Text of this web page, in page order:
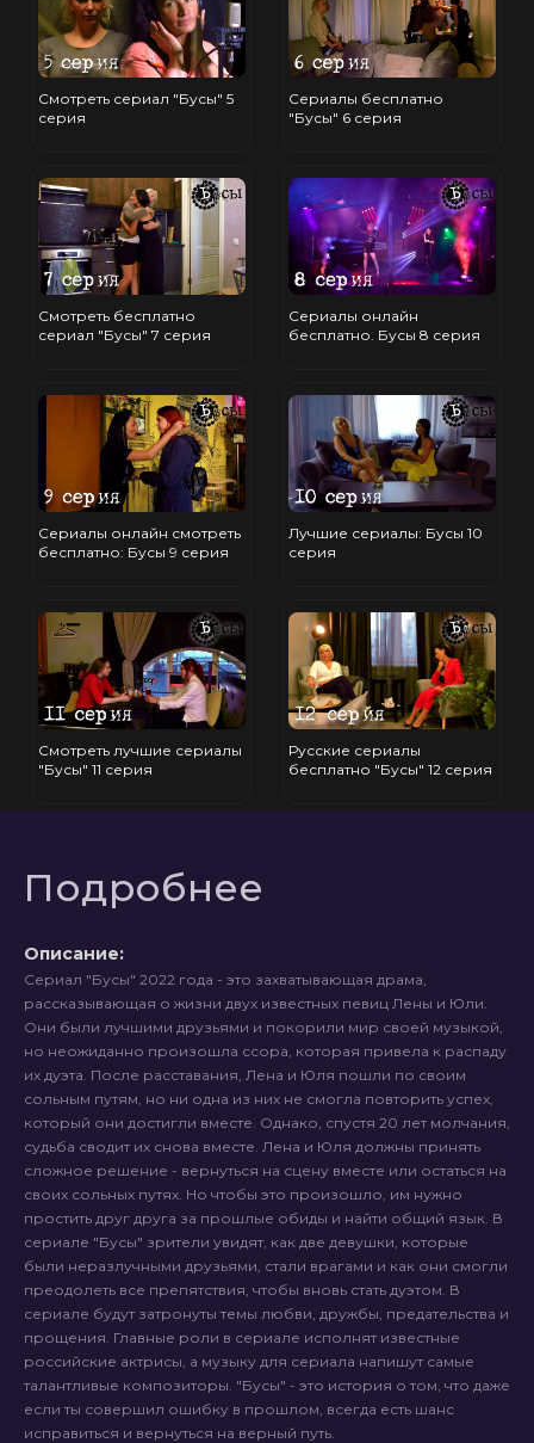
Смотреть сериал "Бусы" 5
серия
Сериалы бесплатно
"Бусы" 6 серия
Смотреть бесплатно
сериал "Бусы" 7 серия
Сериалы онлайн
бесплатно. Бусы 8 серия
Сериалы онлайн смотреть
бесплатно: Бусы 9 серия
Лучшие сериалы: Бусы 10
серия
Смотреть лучшие сериалы
"Бусы" 11 серия
Русские сериалы
бесплатно "Бусы" 12 серия
Подробнее
Описание:
Сериал "Бусы" 2022 года - это захватывающая драма,
рассказывающая о жизни двух известных певиц Лены и Юли.
Они были лучшими друзьями и покорили мир своей музыкой,
но неожиданно произошла ссора, которая привела к распаду
их дуэта. После расставания, Лена и Юля пошли по своим
сольным путям, но ни одна из них не смогла повторить успех,
который они достигли вместе. Однако, спустя 20 лет молчания,
судьба сводит их снова вместе. Лена и Юля должны принять
сложное решение - вернуться на сцену вместе или остаться на
своих сольных путях. Но чтобы это произошло, им нужно
простить друг друга за прошлые обиды и найти общий язык. В
сериале "Бусы" зрители увидят, как две девушки, которые
были неразлучными друзьями, стали врагами и как они смогли
преодолеть все препятствия, чтобы вновь стать дуэтом. В
сериале будут затронуты темы любви, дружбы, предательства и
прощения. Главные роли в сериале исполнят известные
российские актрисы, а музыку для сериала напишут самые
талантливые композиторы. "Бусы" - это история о том, что даже
если ты совершил ошибку в прошлом, всегда есть шанс
исправиться и вернуться на верный путь.